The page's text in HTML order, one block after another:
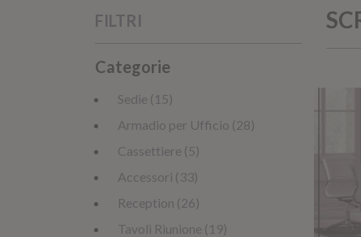
FILTRI
Categorie
Sedie (15)
Armadio per Ufficio (28)
Cassettiere (5)
Accessori (33)
Reception (26)
Tavoli Riunione (19)